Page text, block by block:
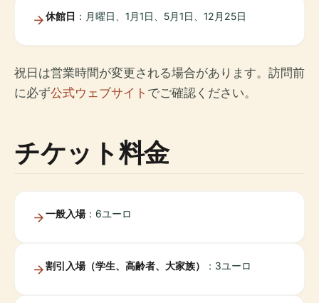
休館日 ：月曜日、1月1日、5月1日、12月25日
祝日は営業時間が変更される場合があります。訪問前
に必ず公式ウェブサイト でご確認ください。
チケット料金
一般入場：6ユーロ
割引入場（学生、高齢者、大家族） ：3ユーロ